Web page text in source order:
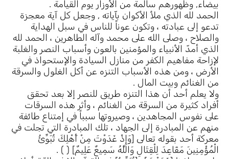
بيضاء, وظهورهم سالمة من الأوزار يوم القيامة .
الحمد لله الذي ملأ الأكوان بآياته , وجعل كل آية معجزة
تدعو إلى عبادته ، وتكون عوناً للناس في سبل الهداية
والصلاح ، وصلى الله على محمد وآله الطاهرين ، الحمد لله
الذي أمدّ الأنبياء والمؤمنين بالعون وأسباب النصر والغلبة
لإزاحة مفاهيم الكفر من منازل السيادة والإستحواذ في
الأرض ، ومن هذه الأسباب التنزه عن أكل الغلول والسرقة
من الغنائم وبيت المال .
ولا يعلم أحد أن هذا التنزه طريق للنصر إلا بعد تحقق
أفراد كثيرة من السرقة من الغنائم ، وأثر هذه السرقات
على نفوس المجاهدين ، وصيروتها سبباً في إمتناع طائفة
منهم عن المبادرة إلى الجهاد ، تلك المبادرة التي تجلت في
معركة أحد بقوله تعالى [وَإِذْ غَدَوْتَ مِنْ أَهْلِكَ تُبَوِّئُ
الْمُؤْمِنِينَ مَقَاعِدَ لِلْقِتَالِ وَاللَّهُ سَمِيعٌ عَلِيمٌ] ( ) .